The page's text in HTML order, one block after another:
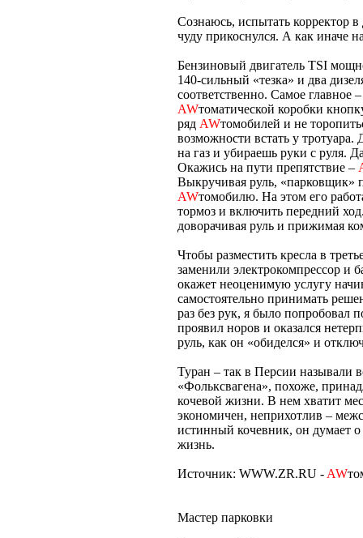
Сознаюсь, испытать корректор
чуду прикоснулся. А как иначе
Бензиновый двигатель TSI
140-сильный «тезка» и два
соответственно. Самое
AWтоматической коробки
ряд AWтомобилей и не
возможности встать у
на газ и убираешь руки с руля.
Окажись на пути препятствие –
Выкручивая руль, «парковщик»
AWтомобилю. На этом его
тормоз и включить передний
доворачивая руль и прижимая
Чтобы разместить кресла в
заменили электрокомпрессор и
окажет неоценимую услугу
самостоятельно принимать
раз без рук, я было попробовал
проявил норов и оказался
руль, как он «обиделся» и
Туран – так в Персии называли
«Фольксвагена», похоже,
кочевой жизни. В нем хватит
экономичен, неприхотлив –
истинный кочевник, он думает
жизнь.
Источник: WWW.ZR.RU - AW
Мастер парковки